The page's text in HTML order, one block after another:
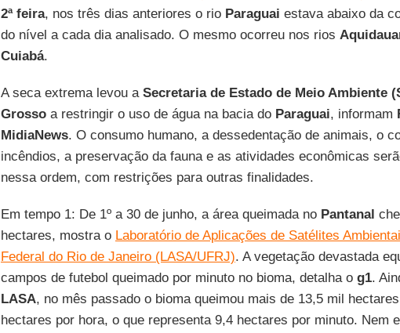
2ª feira, nos três dias anteriores o rio Paraguai estava abaixo da
do nível a cada dia analisado. O mesmo ocorreu nos rios
Cuiabá.
A seca extrema levou a Secretaria de Estado de Meio Ambiente
Grossoa restringir o uso de água na bacia do Paraguai, informam
MidiaNews. O consumo humano, a dessedentação de animais, o
incêndios, a preservação da fauna e as atividades econômicas
nessa ordem, com restrições para outras finalidades.
Em tempo 1: De 1º a 30 de junho, a área queimada no Pantanal
hectares, mostra o Laboratório de Aplicações de Satélites
Federal do Rio de Janeiro (LASA/UFRJ). A vegetação devastada
campos de futebol queimado por minuto no bioma, detalha o g1.
LASA, no mês passado o bioma queimou mais de 13,5 mil
hectares por hora, o que representa 9,4 hectares por minuto. Nem